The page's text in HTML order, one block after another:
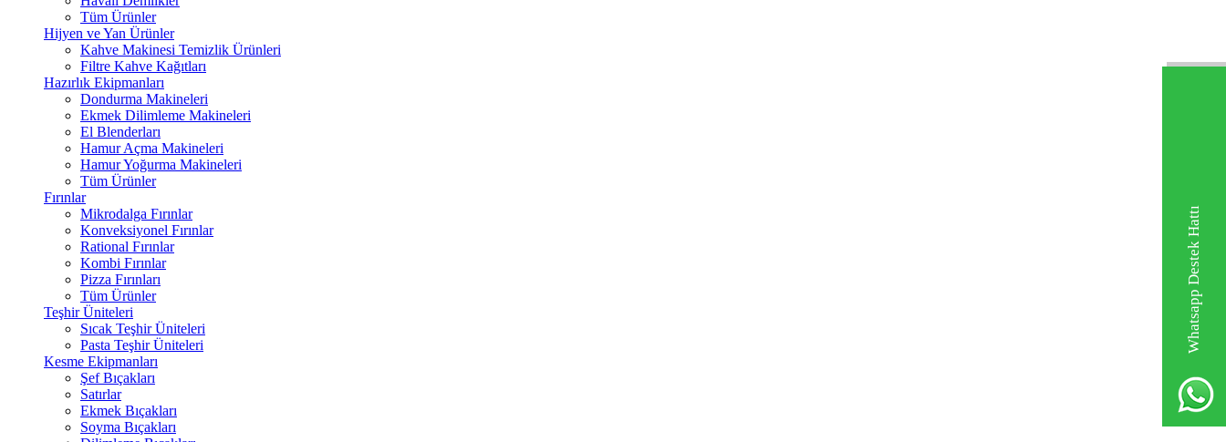
Whatsapp Destek Hattı
Tüm Ürünler
Hijyen ve Yan Ürünler
Kahve Makinesi Temizlik Ürünleri
Filtre Kahve Kağıtları
Hazırlık Ekipmanları
Dondurma Makineleri
Ekmek Dilimleme Makineleri
El Blenderları
Hamur Açma Makineleri
Hamur Yoğurma Makineleri
Tüm Ürünler
Fırınlar
Mikrodalga Fırınlar
Konveksiyonel Fırınlar
Rational Fırınlar
Kombi Fırınlar
Pizza Fırınları
Tüm Ürünler
Teşhir Üniteleri
Sıcak Teşhir Üniteleri
Pasta Teşhir Üniteleri
Kesme Ekipmanları
Şef Bıçakları
Satırlar
Ekmek Bıçakları
Soyma Bıçakları